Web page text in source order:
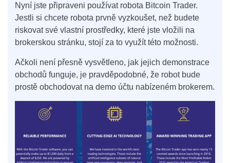
Nyní jste připraveni používat robota Bitcoin Trader.
Jestli si chcete robota prvně vyzkoušet, než budete
riskovat své vlastní prostředky, které jste vložili na
brokerskou stránku, stojí za to využít této možnosti.
Ačkoli není přesně vysvětleno, jak jejich demonstrace
obchodů funguje, je pravděpodobné, že robot bude
prostě obchodovat na demo účtu nabízeném brokerem.